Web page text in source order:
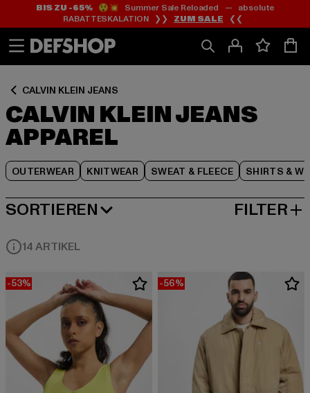
Zum
Inhalt
springen
Zum
Fußzeile
springen
BIS ZU -65%😲💥 Summer Sale Reloaded — absolute
RABATTESKALATION ❯❯ ZUM SALE ❮❮
CALVIN KLEIN JEANS
CALVIN KLEIN JEANS
APPAREL
OUTERWEAR KNITWEAR SWEAT & FLEECE SHIRTS &
Zum
Produktraster
springen
SORTIEREN
BELIEBTESTE FILTER
14 ARTIKEL
-53% -56%